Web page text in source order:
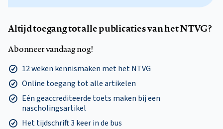
Altijd toegang tot alle publicaties van het NTVG?
Abonneer vandaag nog!
12 weken kennismaken met het NTVG
Online toegang tot alle artikelen
Eén geaccrediteerde toets maken bij een
nascholingsartikel
Het tijdschrift 3 keer in de bus